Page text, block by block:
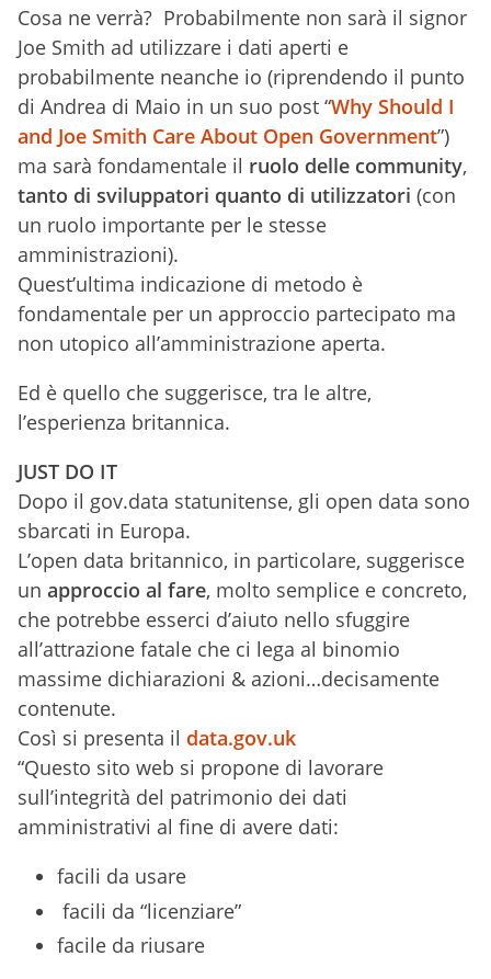
Cosa ne verrà? Probabilmente non sarà il signor
Joe Smith ad utilizzare i dati aperti e
probabilmente neanche io (riprendendo il punto
di Andrea di Maio in un suo post “Why Should I
and Joe Smith Care About Open Government”)
ma sarà fondamentale il ruolo delle community,
tanto di sviluppatori quanto di utilizzatori (con
un ruolo importante per le stesse
amministrazioni).
Quest’ultima indicazione di metodo è
fondamentale per un approccio partecipato ma
non utopico all’amministrazione aperta.
Ed è quello che suggerisce, tra le altre,
l’esperienza britannica.
JUST DO IT
Dopo il gov.data statunitense, gli open data sono
sbarcati in Europa.
L’open data britannico, in particolare, suggerisce
un approccio al fare, molto semplice e concreto,
che potrebbe esserci d’aiuto nello sfuggire
all’attrazione fatale che ci lega al binomio
massime dichiarazioni & azioni…decisamente
contenute.
Così si presenta il data.gov.uk
“Questo sito web si propone di lavorare
sull’integrità del patrimonio dei dati
amministrativi al fine di avere dati:
facili da usare
facili da “licenziare”
facile da riusare